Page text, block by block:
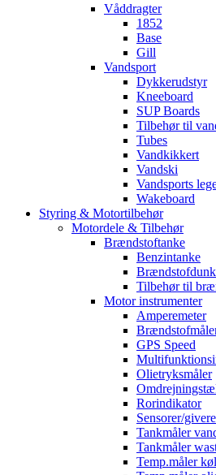
Våddragter
1852
Base
Gill
Vandsport
Dykkerudstyr
Kneeboard
SUP Boards
Tilbehør til
Tubes
Vandkikkert
Vandski
Vandsports
Wakeboard
Styring & Motortilbehør
Motordele & Tilbehør
Brændstoftanke
Benzintanke
Tilbehør til
Motor instrumenter
Amperemeter
GPS Speed
Olietryksmåler
Rorindikator
Sensorer/
Tankmåler
Tankmåler
Temp.måler